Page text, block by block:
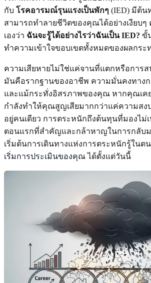
กับ โรคอารมณ์รุนแรงเป็นพักๆ (IED) มีต้น
สามารถทำลายชีวิตของคุณได้อย่างเงียบ
เองว่า ฉันจะรู้ได้อย่างไรว่าฉันเป็น IED? ขั้
ทำความเข้าใจขอบเขตทั้งหมดของผลกระ
ความเสียหายไม่ใช่แค่จานที่แตกหรือการ
มันคือรากฐานของอาชีพ ความมั่นคงทาง
และแม้กระทั่งอิสรภาพของคุณ หากคุณเค
กำลังทำให้คุณสูญเสียมากกว่าแค่ความสง
อยู่คนเดียว การตระหนักถึงต้นทุนที่มองไม่
ตอนแรกที่สำคัญและกล้าหาญในการกลับม
เริ่มต้นการเดินทางแห่งการตระหนักรู้ในต
เริ่มการประเมินของคุณได้ตั้งแต่วันนี้